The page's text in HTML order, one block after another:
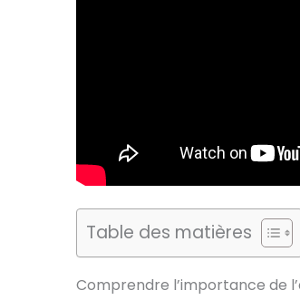
Table des matières
Comprendre l’importance de